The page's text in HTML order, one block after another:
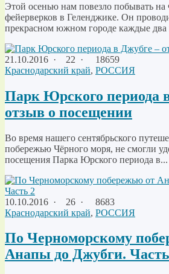
Этой осенью нам повезло побывать на
фейерверков в Геленджике. Он
прекрасном южном городе каждые два
21.10.2016 · 22 ·
18659
Краснодарский край, РОССИЯ
Парк Юрского периода
отзыв о посещении
Во время нашего сентябрьского
побережью Чёрного моря, не смогли
посещения Парка Юрского периода в...
10.10.2016 · 26 ·
8683
Краснодарский край, РОССИЯ
По Черноморскому
Анапы до Джубги.